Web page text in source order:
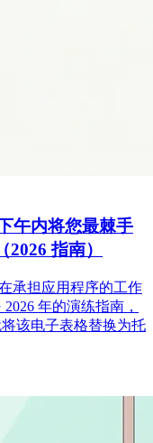
午内将您最棘手
指南）
承担应用程序的工作
年的演练指南，
该电子表格替换为托